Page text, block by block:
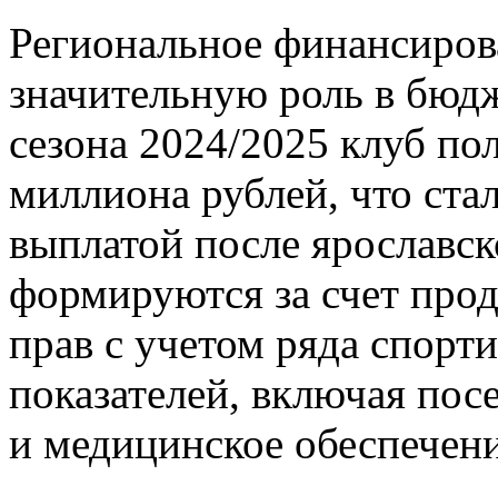
Региональное
значительную роль в
сезона 2024/2025 клуб
миллиона рублей, что
выплатой после
формируются за счет
прав с учетом ряда
показателей, включая
и медицинское